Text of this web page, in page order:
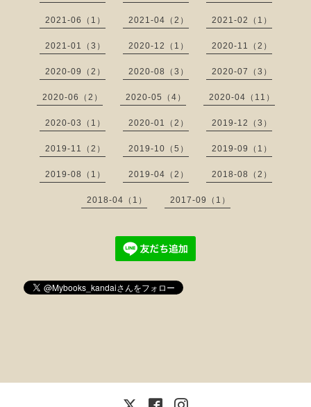
2021-06（1） 2021-04（2） 2021-02（1）
2021-01（3） 2020-12（1） 2020-11（2）
2020-09（2） 2020-08（3） 2020-07（3）
2020-06（2） 2020-05（4） 2020-04（11）
2020-03（1） 2020-01（2） 2019-12（3）
2019-11（2） 2019-10（5） 2019-09（1）
2019-08（1） 2019-04（2） 2018-08（2）
2018-04（1） 2017-09（1）